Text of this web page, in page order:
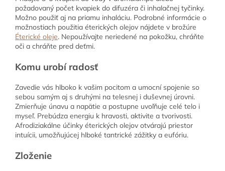
požadovaný počet kvapiek do difuzéra či inhalačnej tyčinky.
Možno použiť aj na priamu inhaláciu. Podrobné informácie o
možnostiach použitia éterických olejov nájdete v brožúre
Éterické oleje. Nepoužívajte neriedené na pokožku, chráňte
oči a chráňte pred deťmi.
Komu urobí radosť
Zavedie vás hlboko k vašim pocitom a umocní spojenie so
sebou samým aj s druhými na telesnej i duševnej úrovni.
Zmierňuje únavu a napätie a postupne uvoľňuje celé telo i
myseľ. Prebúdza energiu k hravosti, aktivite a tvorivosti.
Afrodiziakálne účinky éterických olejov otvárajú priestor
intuícii, umožňujúcej hlboké tantrické zážitky a eufóriu.
Zloženie